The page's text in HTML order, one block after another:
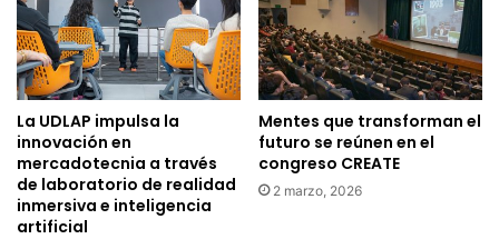
La UDLAP impulsa la
innovación en
mercadotecnia a través
de laboratorio de realidad
inmersiva e inteligencia
artificial
Mentes que transforman el
futuro se reúnen en el
congreso CREATE
2 marzo, 2026